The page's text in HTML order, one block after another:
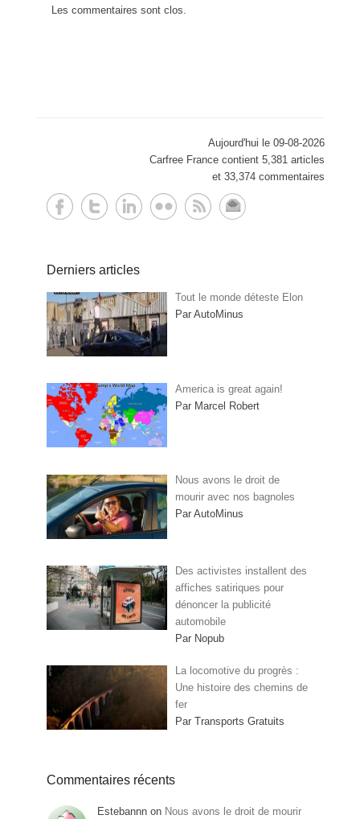
Les commentaires sont clos.
Aujourd'hui le 09-08-2026
Carfree France contient 5,381 articles
et 33,374 commentaires
Derniers articles
Tout le monde déteste Elon
Par AutoMinus
America is great again!
Par Marcel Robert
Nous avons le droit de
mourir avec nos bagnoles
Par AutoMinus
Des activistes installent des
affiches satiriques pour
dénoncer la publicité
automobile
Par Nopub
La locomotive du progrès :
Une histoire des chemins de
fer
Par Transports Gratuits
Commentaires récents
Estebannn on Nous avons le droit de mourir